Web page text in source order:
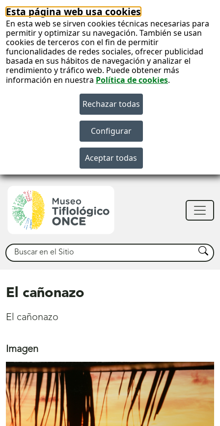
Esta página web usa cookies
En esta web se sirven cookies técnicas necesarias para
permitir y optimizar su navegación. También se usan
cookies de terceros con el fin de permitir
funcionalidades de redes sociales, ofrecer publicidad
basada en sus hábitos de navegación y analizar el
rendimiento y tráfico web. Puede obtener más
información en nuestra Política de cookies.
Buscar Buscar
El cañonazo
El cañonazo
Imagen